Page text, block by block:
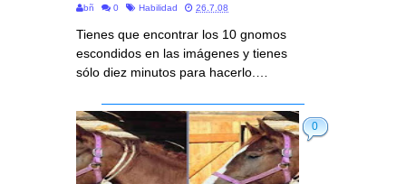
bñ 0 Habilidad 26.7.08
Tienes que encontrar los 10 gnomos
escondidos en las imágenes y tienes
sólo diez minutos para hacerlo.…
0